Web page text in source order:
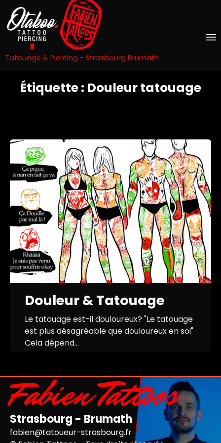
Tatouage & Piercing - Strasbourg Brumath
Étiquette : Douleur tatouage
Douleur & Tatouage
Le tatouage est-il douloureux? "Le tatouage
est plus désagréable que douloureux en soi"
Cela dépend...
Fabien Tattoos
Strasbourg - Brumath
fabien@tatoueur-strasbourg.fr